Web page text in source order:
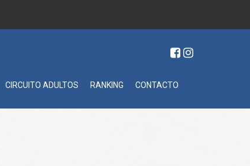
CIRCUITO ADULTOS RANKING CONTACTO